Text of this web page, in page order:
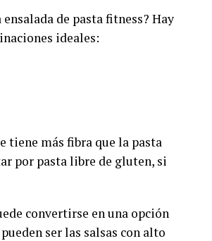
de pasta fitness? Hay
ideales:
tiene más fibra que la pasta
por pasta libre de gluten, si
convertirse en una opción
ser las salsas con alto